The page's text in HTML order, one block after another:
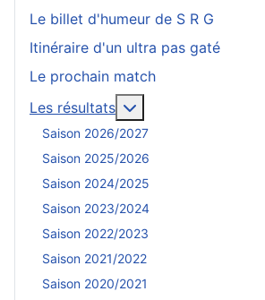
Le billet d'humeur de S R G
Itinéraire d'un ultra pas gaté
Le prochain match
Les résultats
Saison 2026/2027
Saison 2025/2026
Saison 2024/2025
Saison 2023/2024
Saison 2022/2023
Saison 2021/2022
Saison 2020/2021